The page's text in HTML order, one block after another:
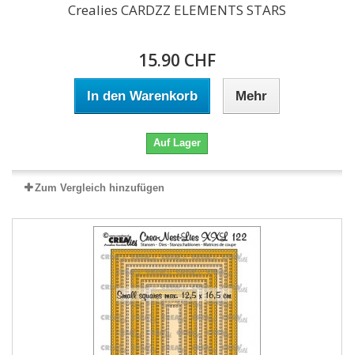
Crealies CARDZZ ELEMENTS STARS
15.90 CHF
In den Warenkorb Mehr
Auf Lager
Zum Vergleich hinzufügen